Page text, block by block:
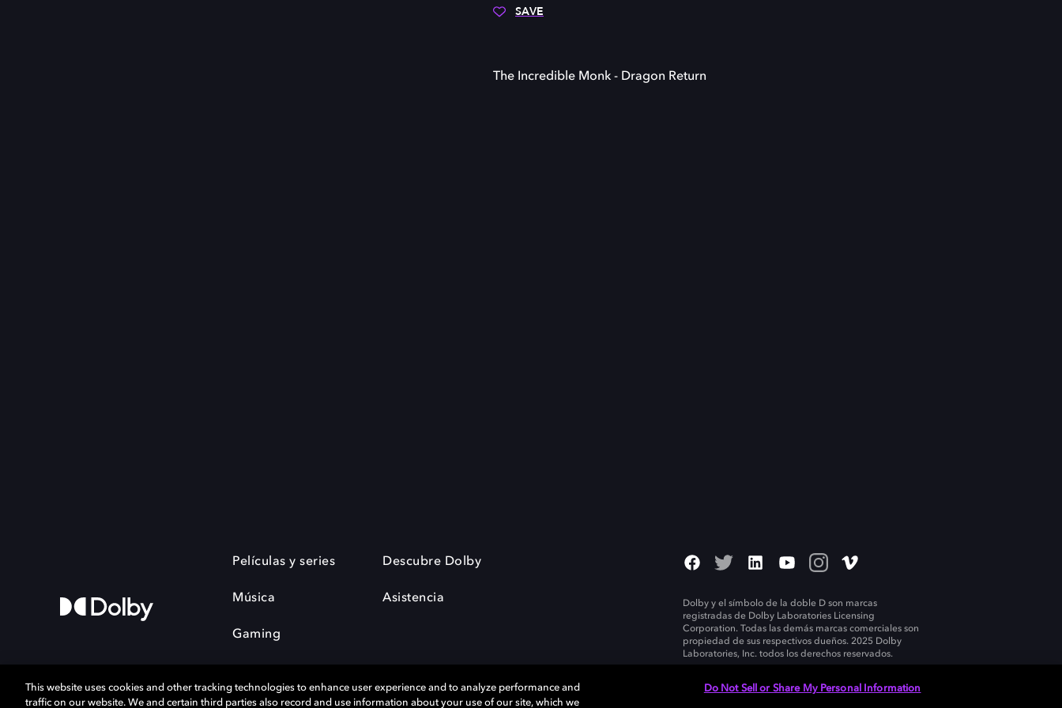
SAVE
The Incredible Monk - Dragon Return
Películas y series
Música
Gaming
Descubre Dolby
Asistencia
Dolby y el símbolo de la doble D son marcas
registradas de Dolby Laboratories Licensing
Corporation. Todas las demás marcas comerciales son
propiedad de sus respectivos dueños. 2025 Dolby
Laboratories, Inc. todos los derechos reservados.
This website uses cookies and other tracking technologies to enhance user experience and to analyze performance and
traffic on our website. We and certain third parties also record and use information about your use of our site, which we
Do Not Sell or Share My Personal Information